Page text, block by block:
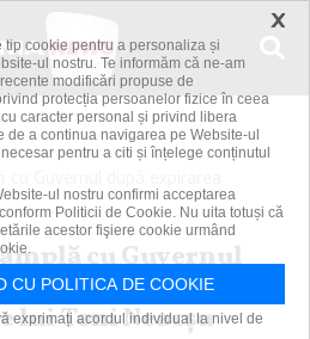
Guvernul după expirarea
cu Guvernul
de 45 de
lui Toni Neacşu
×
tip cookie pentru a personaliza și
ul nostru. Te informăm că ne-am
modificări propuse de
protecția persoanelor fizice în ceea
caracter personal și privind libera
de a continua navigarea pe Website-ul
pentru a citi și înțelege conținutul
ul nostru confirmi acceptarea
Politicii de Cookie. Nu uita totuși că
acestor fişiere cookie urmând
CU POLITICA DE COOKIE
exprimați acordul individual la nivel de